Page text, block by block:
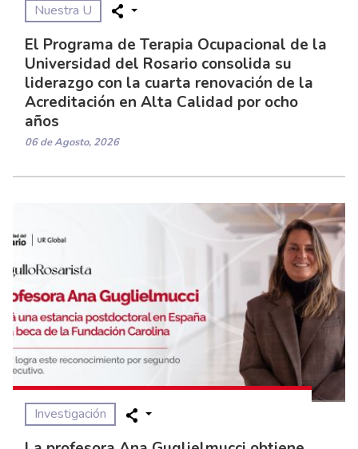
Nuestra U
El Programa de Terapia Ocupacional de la
Universidad del Rosario consolida su
liderazgo con la cuarta renovación de la
Acreditación en Alta Calidad por ocho
años
06 de Agosto, 2026
Investigación